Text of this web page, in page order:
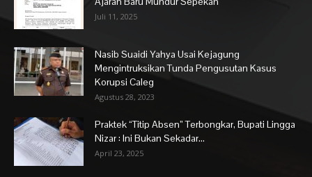
Juli 11, 2025
Nasib Suaidi Yahya Usai Kejagung
Mengintruksikan Tunda Pengusutan Kasus
Korupsi Caleg
Agustus 28, 2023
Praktek “Titip Absen” Terbongkar, Bupati Lingga
Nizar : Ini Bukan Sekadar...
April 23, 2025